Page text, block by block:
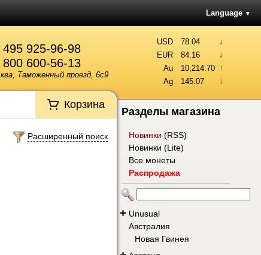
Language ▼
495 925-96-98
800 600-56-13
Таможенный проезд, 6с9
USD 78.04 ↓
EUR 84.16 ↓
Au 10,214.70 ↑
Ag 145.07 ↓
Корзина
Расширенный поиск
Разделы магазина
Новинки (RSS)
Новинки (Lite)
Все монеты
Распродажа
+ Unusual
Австралия
Новая Гвинея